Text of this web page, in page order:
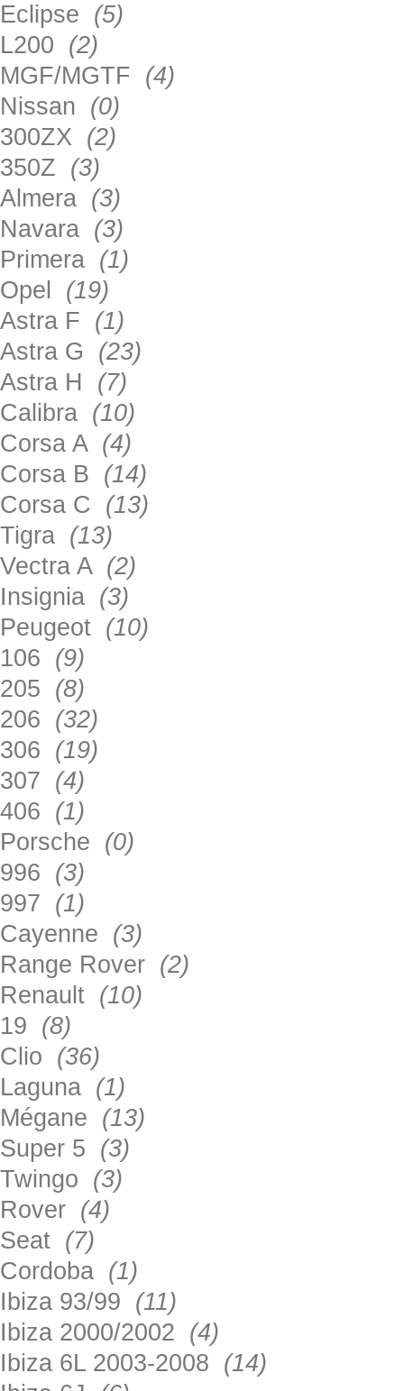
Eclipse (5)
L200 (2)
MGF/MGTF (4)
Nissan (0)
300ZX (2)
350Z (3)
Almera (3)
Navara (3)
Primera (1)
Opel (19)
Astra F (1)
Astra G (23)
Astra H (7)
Calibra (10)
Corsa A (4)
Corsa B (14)
Corsa C (13)
Tigra (13)
Vectra A (2)
Insignia (3)
Peugeot (10)
106 (9)
205 (8)
206 (32)
306 (19)
307 (4)
406 (1)
Porsche (0)
996 (3)
997 (1)
Cayenne (3)
Range Rover (2)
Renault (10)
19 (8)
Clio (36)
Laguna (1)
Mégane (13)
Super 5 (3)
Twingo (3)
Rover (4)
Seat (7)
Cordoba (1)
Ibiza 93/99 (11)
Ibiza 2000/2002 (4)
Ibiza 6L 2003-2008 (14)